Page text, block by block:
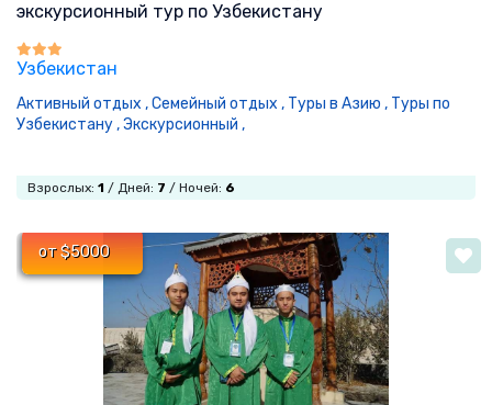
экскурсионный тур по Узбекистану
Узбекистан
Активный отдых ,Семейный отдых , Туры в Азию , Туры по
Узбекистану ,Экскурсионный ,
Взрослых: 1 / Дней: 7 / Ночей: 6
от $5000